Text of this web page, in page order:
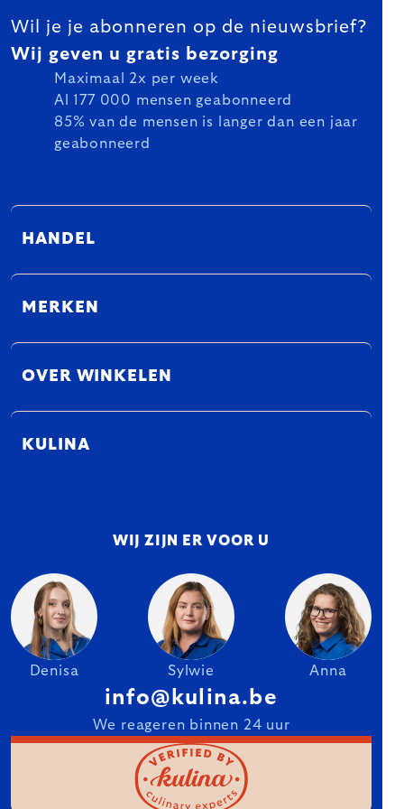
Wil je je abonneren op de nieuwsbrief?
Wij geven u gratis bezorging
Maximaal 2x per week
Al 177 000 mensen geabonneerd
85% van de mensen is langer dan een jaar
geabonneerd
HANDEL
MERKEN
OVER WINKELEN
KULINA
WIJ ZIJN ER VOOR U
Denisa Sylwie Anna
info@kulina.be
We reageren binnen 24 uur